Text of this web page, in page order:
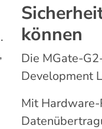
können
Die MGate-
Development
Mit Hardware-